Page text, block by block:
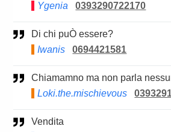
Ygenia
0393290722170
Di chi puÒ essere?
Iwanis
0694421581
Chiamamno ma non parla
Loki.the.mischievous
Vendita